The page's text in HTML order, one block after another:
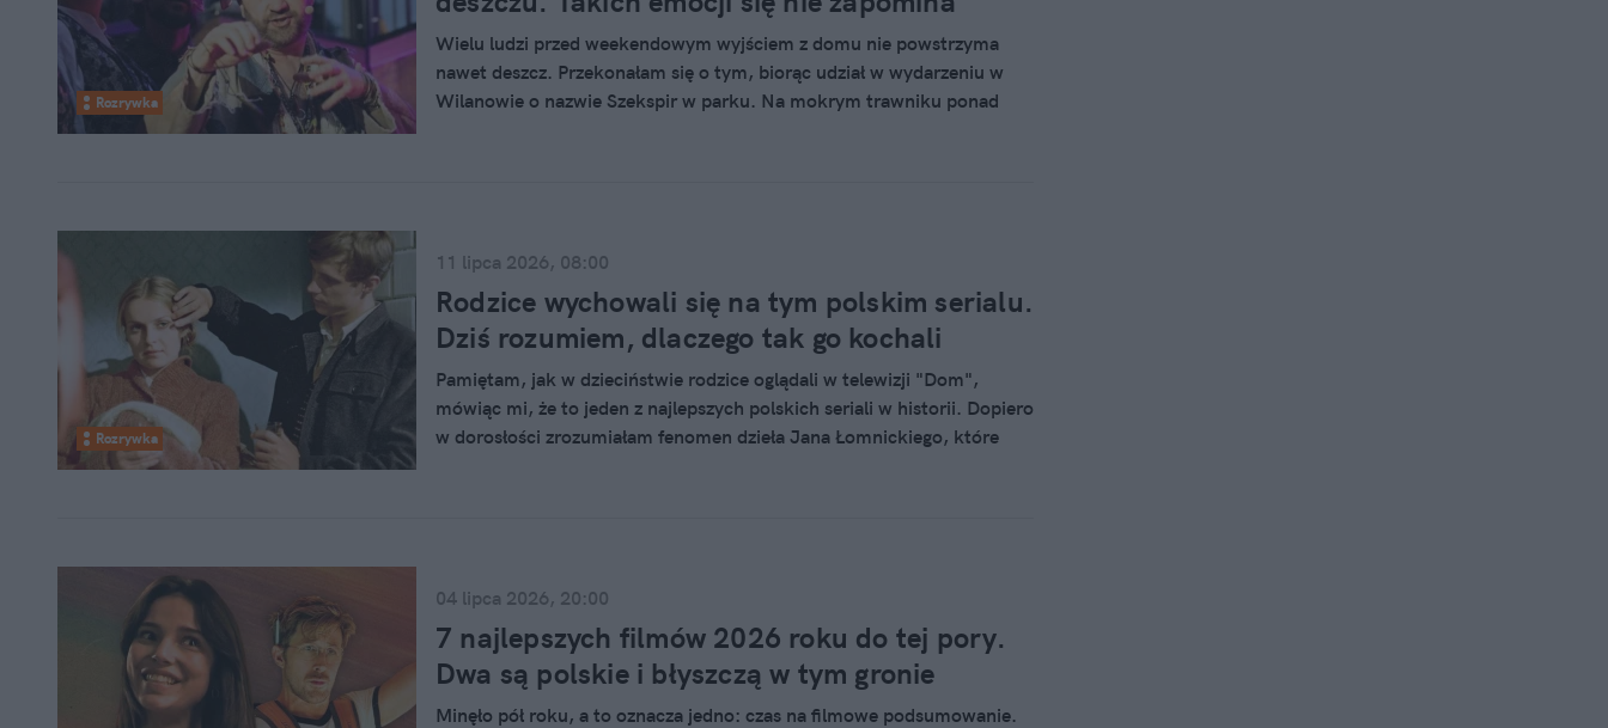
Rozrywka
Wielu ludzi przed weekendowym wyjściem z domu nie powstrzyma
nawet deszcz. Przekonałam się o tym, biorąc udział w wydarzeniu w
Wilanowie o nazwie Szekspir w parku. Na mokrym trawniku ponad
Rozrywka
11 lipca 2026, 08:00
Rodzice wychowali się na tym polskim serialu.
Dziś rozumiem, dlaczego tak go kochali
Pamiętam, jak w dzieciństwie rodzice oglądali w telewizji "Dom",
mówiąc mi, że to jeden z najlepszych polskich seriali w historii. Dopiero
w dorosłości zrozumiałam fenomen dzieła Jana Łomnickiego, które
04 lipca 2026, 20:00
7 najlepszych filmów 2026 roku do tej pory.
Dwa są polskie i błyszczą w tym gronie
Minęło pół roku, a to oznacza jedno: czas na filmowe podsumowanie.